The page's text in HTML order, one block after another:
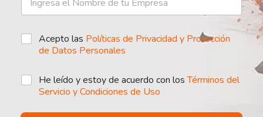
Acepto las Políticas de Privacidad y Protección
de Datos Personales
He leído y estoy de acuerdo con losTérminos del
Servicio y Condiciones de Uso